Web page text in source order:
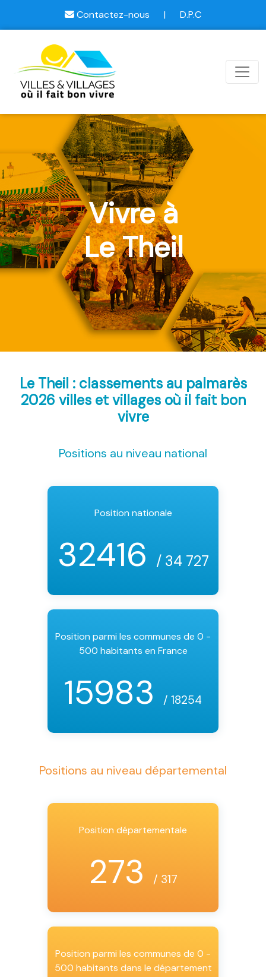
Contactez-nous | D.P.C
Vivre à
Le Theil
Le Theil : classements au palmarès
2026 villes et villages où il fait bon
vivre
Positions au niveau national
Position nationale
32416 / 34 727
Position parmi les communes de 0 -
500 habitants en France
15983 / 18254
Positions au niveau départemental
Position départementale
273 / 317
Position parmi les communes de 0 -
500 habitants dans le département